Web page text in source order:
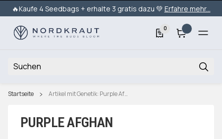
🔥Kaufe 4 Seedbags + erhalte 3 gratis dazu 💚 Erfahre mehr...
0
Startseite Artikel mit Genetik: Purple Afghan
PURPLE AFGHAN